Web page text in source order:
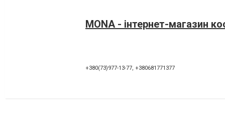
MONA - інтернет-магазин
+380(73)977-13-77, +380681771377